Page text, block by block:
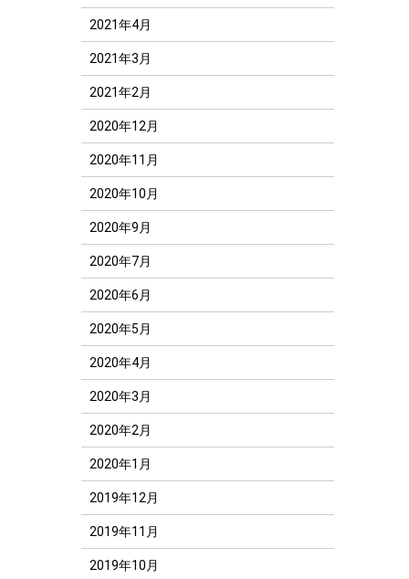
2021年4月
2021年3月
2021年2月
2020年12月
2020年11月
2020年10月
2020年9月
2020年7月
2020年6月
2020年5月
2020年4月
2020年3月
2020年2月
2020年1月
2019年12月
2019年11月
2019年10月